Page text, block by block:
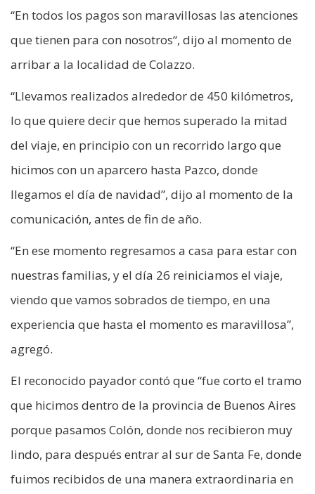
“En todos los pagos son maravillosas las atenciones
que tienen para con nosotros“, dijo al momento de
arribar a la localidad de Colazzo.
“Llevamos realizados alrededor de 450 kilómetros,
lo que quiere decir que hemos superado la mitad
del viaje, en principio con un recorrido largo que
hicimos con un aparcero hasta Pazco, donde
llegamos el día de navidad”, dijo al momento de la
comunicación, antes de fin de año.
“En ese momento regresamos a casa para estar con
nuestras familias, y el día 26 reiniciamos el viaje,
viendo que vamos sobrados de tiempo, en una
experiencia que hasta el momento es maravillosa”,
agregó.
El reconocido payador contó que “fue corto el tramo
que hicimos dentro de la provincia de Buenos Aires
porque pasamos Colón, donde nos recibieron muy
lindo, para después entrar al sur de Santa Fe, donde
fuimos recibidos de una manera extraordinaria en